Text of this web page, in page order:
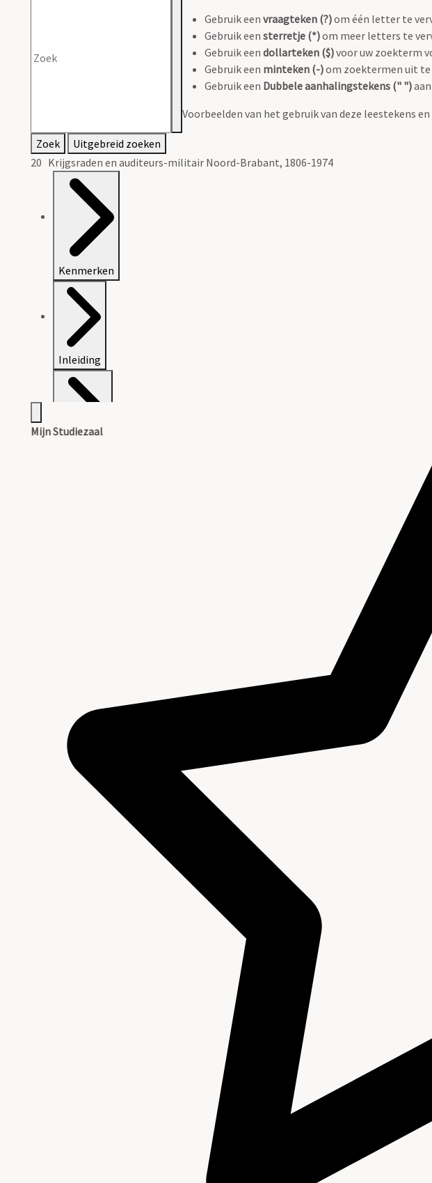
Gebruik een vraagteken (?)om één letter te
Gebruik een sterretje (*)om meer letters te
Gebruik een dollarteken ($)voor uw zoekterm
Gebruik een minteken (-)om zoektermen uit
Gebruik een Dubbele aanhalingstekens (" ")
Voorbeelden van het gebruik van deze leestekens
Zoek
Uitgebreid zoeken
20 Krijgsraden en auditeurs-militair Noord-Brabant, 1806-1974
Kenmerken
Inleiding
Mijn Studiezaal